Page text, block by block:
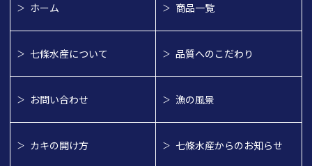
ホーム 商品一覧
七條水産について 品質へのこだわり
お問い合わせ 漁の風景
カキの開け方 七條水産からのお知らせ